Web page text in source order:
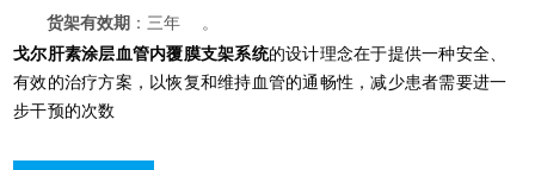
货架有效期 ：三年
。
戈尔肝素涂层血管内覆膜支架系统的设计理念在于提供一种安全、
有效的治疗方案，以恢复和维持血管的通畅性，减少患者需要进一
步干预的次数